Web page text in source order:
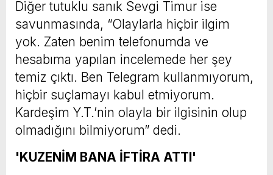
Diğer tutuklu sanık Sevgi Timur ise
savunmasında, “Olaylarla hiçbir ilgim
yok. Zaten benim telefonumda ve
hesabıma yapılan incelemede her şey
temiz çıktı. Ben Telegram kullanmıyorum,
hiçbir suçlamayı kabul etmiyorum.
Kardeşim Y.T.’nin olayla bir ilgisinin olup
olmadığını bilmiyorum” dedi.
'KUZENİM BANA İFTİRA ATTI'